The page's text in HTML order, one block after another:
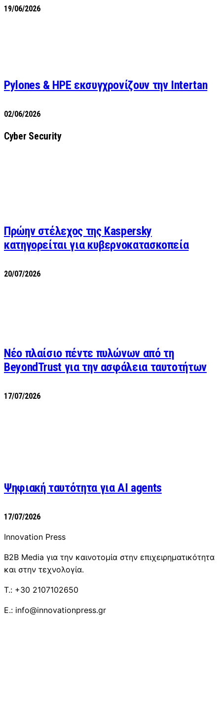
19/06/2026
Pylones & HPE εκσυγχρονίζουν την Intertan
02/06/2026
Cyber Security
Πρώην στέλεχος της Kaspersky
κατηγορείται για κυβερνοκατασκοπεία
20/07/2026
Νέο πλαίσιο πέντε πυλώνων από τη
BeyondTrust για την ασφάλεια ταυτοτήτων
17/07/2026
Ψηφιακή ταυτότητα για AI agents
17/07/2026
Innovation Press
B2B Media για την καινοτομία στην επιχειρηματικότητα
και στην τεχνολογία.
T.: +30 2107102650
E.: info@innovationpress.gr